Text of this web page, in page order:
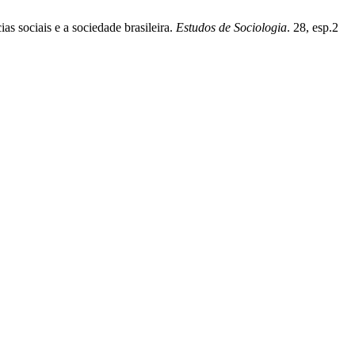
sociais e a sociedade brasileira. Estudos de Sociologia. 28, esp.2